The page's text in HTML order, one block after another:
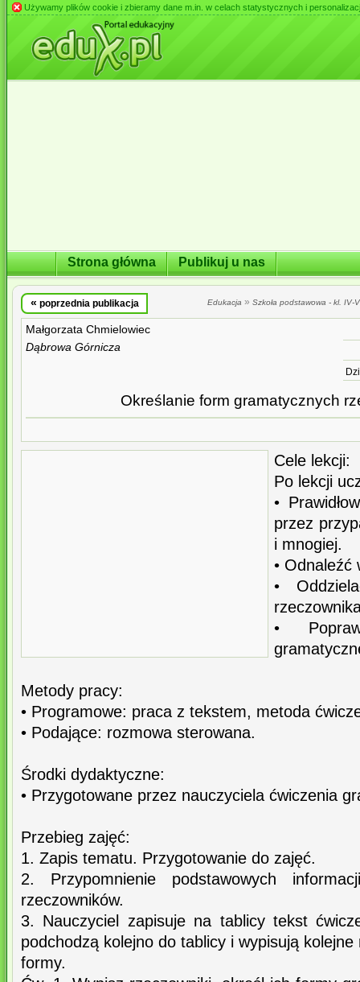
Używamy plików cookie i zbieramy dane m.in. w celach statystycznych i
Strona główna Publikuj u nas
« poprzednia publikacja Edukacja » Szkoła podstawowa - kl. IV-
Małgorzata Chmielowiec
Dąbrowa Górnicza
Określanie form gramatycznych
Cele lekcji:
Po lekcji
•
przez
i mnogiej.
• Odnaleźć
•
•
Metody pracy:
• Programowe: praca z tekstem, metoda
• Podające: rozmowa sterowana.
Środki dydaktyczne:
• Przygotowane przez nauczyciela ćwiczenia
Przebieg zajęć:
1. Zapis tematu. Przygotowanie do zajęć.
2. Przypomnienie podstawowych
rzeczowników.
3. Nauczyciel zapisuje na tablicy tekst
podchodzą kolejno do tablicy i wypisują
formy.